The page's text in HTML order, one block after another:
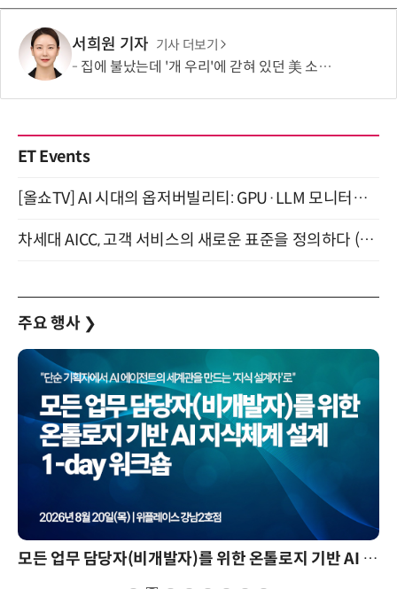
서희원 기자 기사 더보기
집에 불났는데 '개 우리'에 갇혀 있던 美 소년…“아이가 스스로 들어갔다?”
ET Events
[올쇼TV] AI 시대의 옵저버빌리티: GPU·LLM 모니터링부터 AI 기반 장애 대응까지 (8/11 생방송)
차세대 AICC, 고객 서비스의 새로운 표준을 정의하다 (9/9)
주요 행사 ❯
모든 업무 담당자(비개발자)를 위한 온톨로지 기반 AI 지식체계 설계 1-day 워크숍